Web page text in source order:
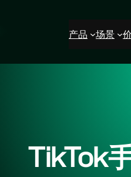
产品 场景
TikTok